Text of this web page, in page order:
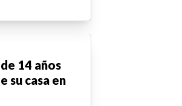
14 años
su casa en